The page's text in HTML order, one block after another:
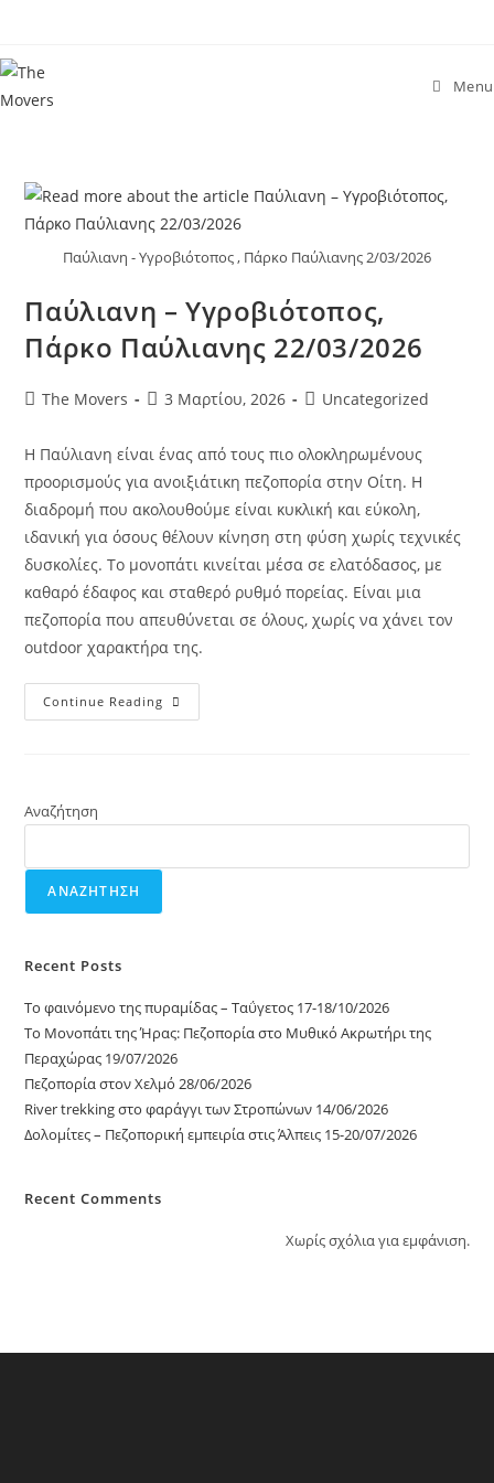
Menu
Παύλιανη - Υγροβιότοπος , Πάρκο Παύλιανης 2/03/2026
Παύλιανη – Υγροβιότοπος,
Πάρκο Παύλιανης 22/03/2026
The Movers 3 Μαρτίου, 2026 Uncategorized
Η Παύλιανη είναι ένας από τους πιο ολοκληρωμένους
προορισμούς για ανοιξιάτικη πεζοπορία στην Οίτη. Η
διαδρομή που ακολουθούμε είναι κυκλική και εύκολη,
ιδανική για όσους θέλουν κίνηση στη φύση χωρίς τεχνικές
δυσκολίες. Το μονοπάτι κινείται μέσα σε ελατόδασος, με
καθαρό έδαφος και σταθερό ρυθμό πορείας. Είναι μια
πεζοπορία που απευθύνεται σε όλους, χωρίς να χάνει τον
outdoor χαρακτήρα της.
Continue Reading
Αναζήτηση
ΑΝΑΖΉΤΗΣΗ
Recent Posts
Το φαινόμενο της πυραμίδας – Ταΰγετος 17-18/10/2026
Το Μονοπάτι της Ήρας: Πεζοπορία στο Μυθικό Ακρωτήρι της
Περαχώρας 19/07/2026
Πεζοπορία στον Χελμό 28/06/2026
River trekking στο φαράγγι των Στροπώνων 14/06/2026
Δολομίτες – Πεζοπορική εμπειρία στις Άλπεις 15-20/07/2026
Recent Comments
Χωρίς σχόλια για εμφάνιση.